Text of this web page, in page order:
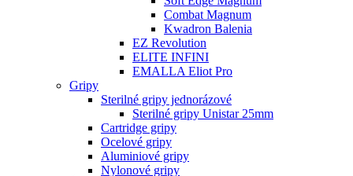
Combat Magnum
Kwadron Balenia
EZ Revolution
ELITE INFINI
EMALLA Eliot Pro
Gripy
Sterilné gripy jednorázové
Sterilné gripy Unistar 25mm
Cartridge gripy
Ocelové gripy
Aluminiové gripy
Nylonové gripy